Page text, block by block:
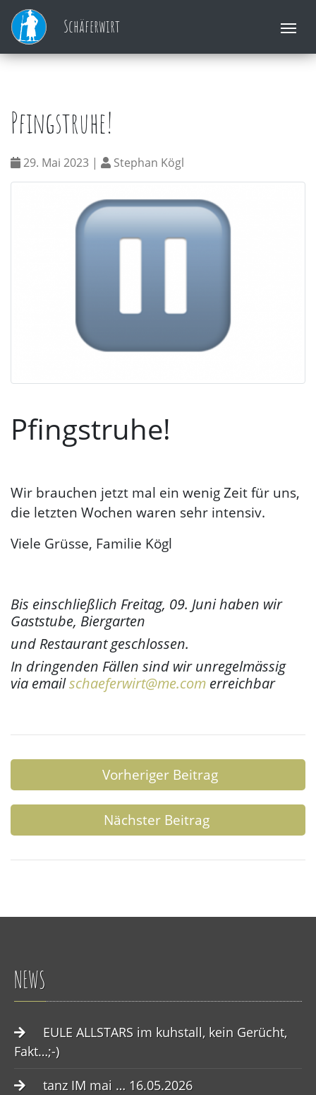
Skip
to
content
Schäferwirt
Startseite »Blog»Pfingstruhe!
Pfingstruhe!
29. Mai 2023 | Stephan Kögl
Pfingstruhe!
Wir brauchen jetzt mal ein wenig Zeit für uns,
die letzten Wochen waren sehr intensiv.
Viele Grüsse, Familie Kögl
Bis einschließlich Freitag, 09. Juni haben wir
Gaststube, Biergarten
und Restaurant geschlossen.
In dringenden Fällen sind wir unregelmässig
via emailschaeferwirt@me.com erreichbar
Vorheriger Beitrag
Nächster Beitrag
NEWS
EULE ALLSTARS im kuhstall, kein Gerücht,
Fakt…;-)
tanz IM mai … 16.05.2026